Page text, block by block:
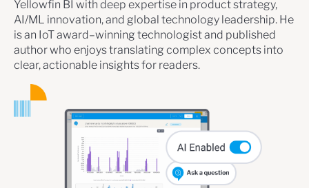
Yellowfin BI with deep expertise in product strategy,
AI/ML innovation, and global technology leadership. He
is an IoT award–winning technologist and published
author who enjoys translating complex concepts into
clear, actionable insights for readers.